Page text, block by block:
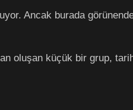
Ancak burada
oluşan küçük bir grup,